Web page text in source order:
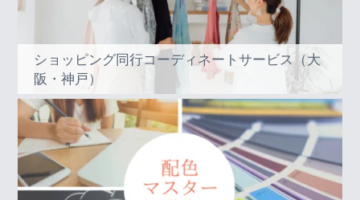
ショッピング同行コーディネートサービス（大
阪・神戸）